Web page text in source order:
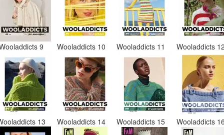
9 Wooladdicts 10 Wooladdicts 11 Wooladdicts
13 Wooladdicts 14 Wooladdicts 15 Wooladdicts